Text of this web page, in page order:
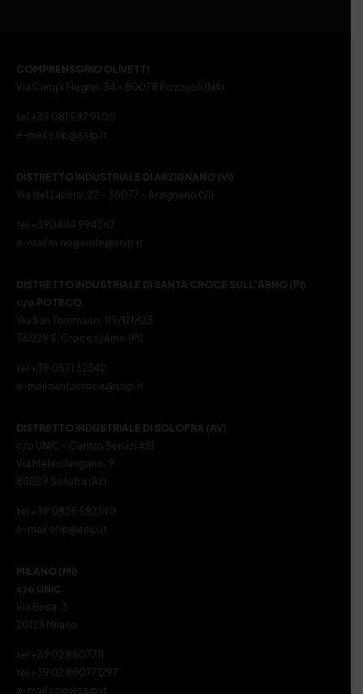
COMPRENSORIO OLIVETTI
Via Campi Flegrei, 34 – 80078 Pozzuoli (NA)
tel +39 081 597 91 00
e-mail ssip@ssip.it
DISTRETTO INDUSTRIALE DI ARZIGNANO (VI)
Via del Lavoro, 22 – 36077 – Arzignano (VI)
tel +390444 994267
e-mail m.nogarole@ssip.it
DISTRETTO INDUSTRIALE DI SANTA CROCE SULL’ARNO (PI)
c/o POTECO
Via San Tommaso, 119/121/123
56029 S. Croce s/Arno (PI)
tel +39 0571 32542
e-mail santacroce@ssip.it
DISTRETTO INDUSTRIALE DI SOLOFRA (AV)
c/o UNIC – Centro Servizi ASI
Via Melito Iangano, 9
83029 Solofra (AV)
tel +39 0825 582740
e-mail ssip@ssip.it
MILANO (MI)
c/o UNIC
Via Brisa, 3
20123 Milano
tel +39 02 8807711
tel +39 02 880771297
e-mail ssip@ssip.it